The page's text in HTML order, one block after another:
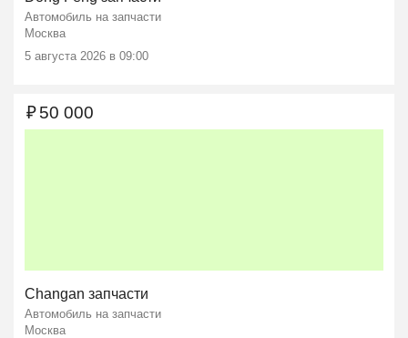
Автомобиль на запчасти
Москва
5 августа 2026 в 09:00
Changan запчасти
Автомобиль на запчасти
Москва
₽50 000